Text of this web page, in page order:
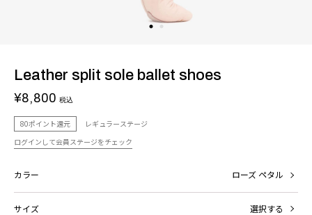
Leather split sole ballet shoes
¥8,800 税込
80ポイント還元
レギュラーステージ
ログインして会員ステージをチェック
カラー ローズ ペタル
サイズ 選択する